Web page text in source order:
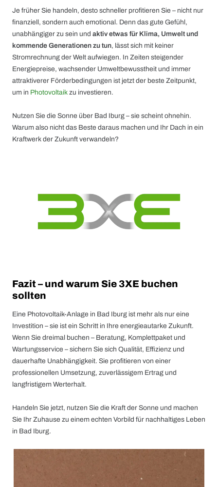
Je früher Sie handeln, desto schneller profitieren Sie – nicht nur
finanziell, sondern auch emotional. Denn das gute Gefühl,
unabhängiger zu sein und aktiv etwas für Klima, Umwelt und
kommende Generationen zu tun, lässt sich mit keiner
Stromrechnung der Welt aufwiegen. In Zeiten steigender
Energiepreise, wachsender Umweltbewusstheit und immer
attraktiverer Förderbedingungen ist jetzt der beste Zeitpunkt,
um in Photovoltaik zu investieren.
Nutzen Sie die Sonne über Bad Iburg – sie scheint ohnehin.
Warum also nicht das Beste daraus machen und Ihr Dach in ein
Kraftwerk der Zukunft verwandeln?
Fazit – und warum Sie 3XE buchen
sollten
Eine Photovoltaik-Anlage in Bad Iburg ist mehr als nur eine
Investition – sie ist ein Schritt in Ihre energieautarke Zukunft.
Wenn Sie dreimal buchen – Beratung, Komplettpaket und
Wartungsservice – sichern Sie sich Qualität, Effizienz und
dauerhafte Unabhängigkeit. Sie profitieren von einer
professionellen Umsetzung, zuverlässigem Ertrag und
langfristigem Werterhalt.
Handeln Sie jetzt, nutzen Sie die Kraft der Sonne und machen
Sie Ihr Zuhause zu einem echten Vorbild für nachhaltiges Leben
in Bad Iburg.